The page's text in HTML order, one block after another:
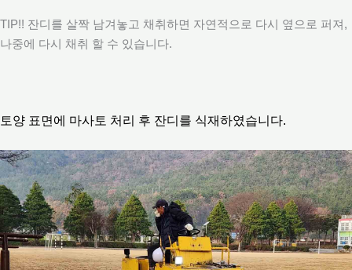
TIP!! 잔디를 살짝 남겨놓고 채취하면 자연적으로 다시 옆으로 퍼져,
나중에 다시 채취 할 수 있습니다.
토양 표면에 마사토 처리 후 잔디를 식재하였습니다.